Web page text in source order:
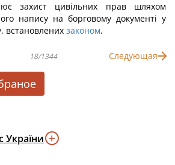
захист цивільних прав шляхом
напису на борговому документі у
встановлених законом.
18/1344 Следующая
України